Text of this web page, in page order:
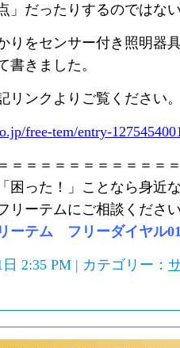
」だったりするのではな
りをセンサー付き照明器
書きました。
リンクよりご覧ください
free-tem/entry-
＝＝＝＝＝＝＝＝＝＝＝
困った！」ことなら身近
リーテムにご相談くださ
ーテム フリーダイヤル
2:35 PM | カテゴリー：